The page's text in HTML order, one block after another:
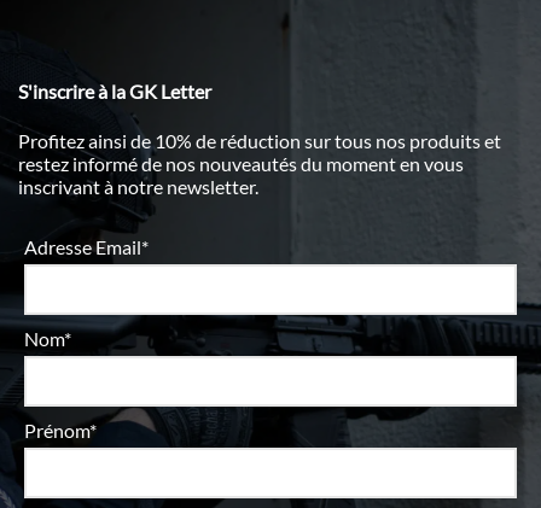
S'inscrire à la GK Letter
Profitez ainsi de 10% de réduction sur tous nos produits et
restez informé de nos nouveautés du moment en vous
inscrivant à notre newsletter.
Adresse Email*
Nom*
Prénom*